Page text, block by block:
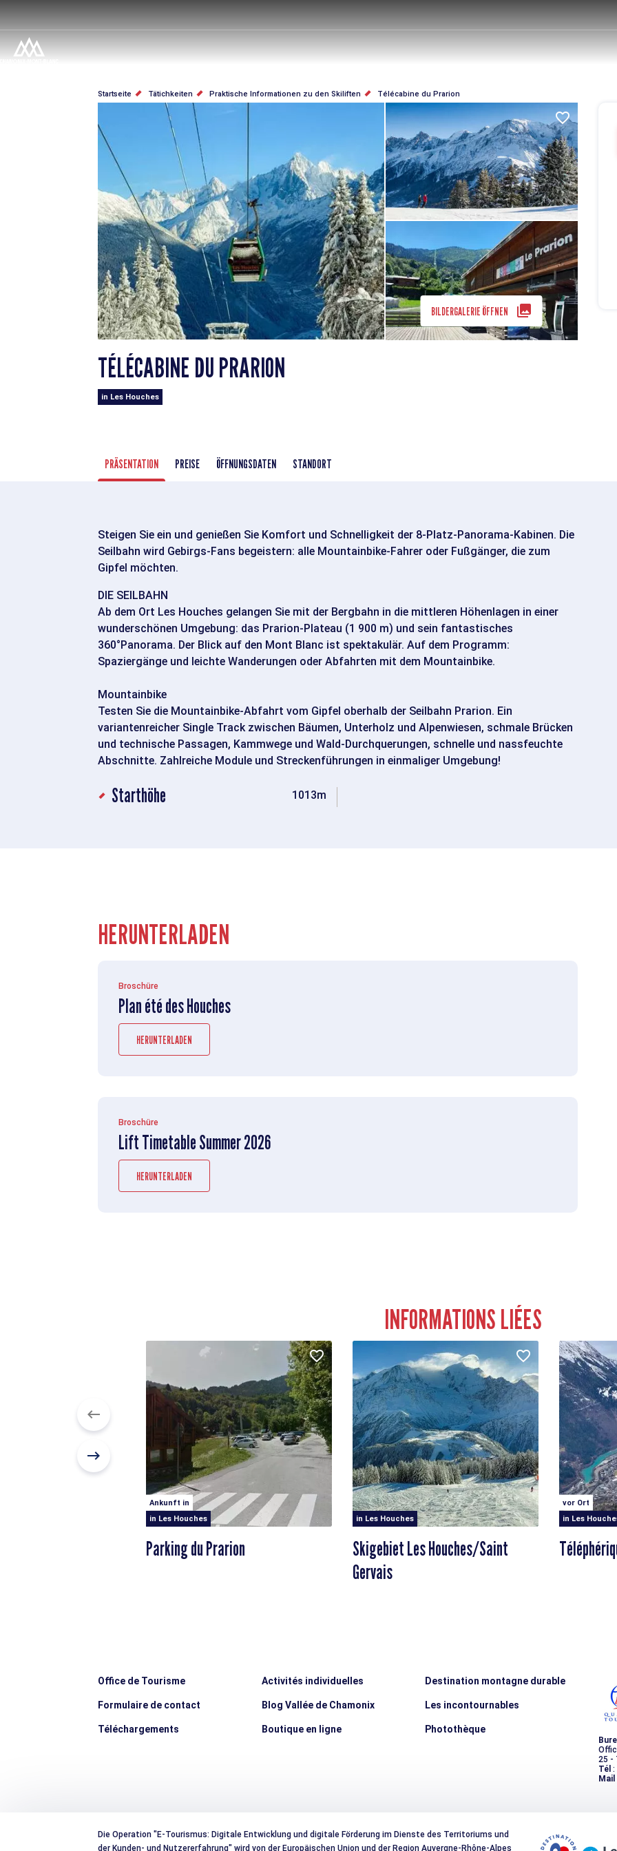
Inhalt
PFADNAVIGATION
Startseite Tätichkeiten Praktische Informationen zu den Skiliften Télécabine du Prarion
BILDERGALERIE ÖFFNEN
TÉLÉCABINE DU PRARION
in Les Houches
PRÄSENTATION PREISE ÖFFNUNGSDATEN STANDORT
Steigen Sie ein und genießen Sie Komfort und Schnelligkeit der 8-Platz-Panorama-Kabinen. Die
Seilbahn wird Gebirgs-Fans begeistern: alle Mountainbike-Fahrer oder Fußgänger, die zum
Gipfel möchten.
DIE SEILBAHN
Ab dem Ort Les Houches gelangen Sie mit der Bergbahn in die mittleren Höhenlagen in einer
wunderschönen Umgebung: das Prarion-Plateau (1 900 m) und sein fantastisches
360°Panorama. Der Blick auf den Mont Blanc ist spektakulär. Auf dem Programm:
Spaziergänge und leichte Wanderungen oder Abfahrten mit dem Mountainbike.
Mountainbike
Testen Sie die Mountainbike-Abfahrt vom Gipfel oberhalb der Seilbahn Prarion. Ein
variantenreicher Single Track zwischen Bäumen, Unterholz und Alpenwiesen, schmale Brücken
und technische Passagen, Kammwege und Wald-Durchquerungen, schnelle und nassfeuchte
Abschnitte. Zahlreiche Module und Streckenführungen in einmaliger Umgebung!
Starthöhe 1013m
HERUNTERLADEN
Broschüre
Plan été des Houches
HERUNTERLADEN
Broschüre
Lift Timetable Summer 2026
HERUNTERLADEN
INFORMATIONS LIÉES
Ankunft in
in Les Houches
Parking du Prarion
in Les Houches
Skigebiet Les Houches/Saint
Gervais
vor Ort
in Les
Office de Tourisme
Formulaire de contact
Téléchargements
Activités individuelles
Blog Vallée de Chamonix
Boutique en ligne
Destination montagne durable
Les incontournables
Photothèque
25 -
Tél :
Mail
Die Operation "E-Tourismus: Digitale Entwicklung und digitale Förderung im Dienste des Territoriums und
der Kunden- und Nutzererfahrung" wird von der Europäischen Union und der Region Auvergne-Rhône-Alpes